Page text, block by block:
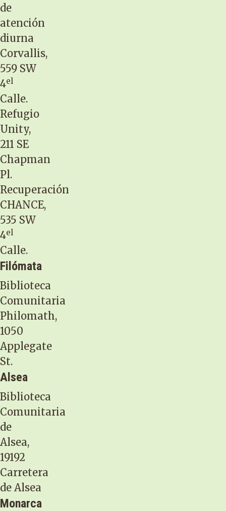
de
atención
diurna
Corvallis,
559 SW
4el
Calle.
Refugio
Unity,
211 SE
Chapman
Pl.
Recuperación
CHANCE,
535 SW
4el
Calle.
Filómata
Biblioteca
Comunitaria
Philomath,
1050
Applegate
St.
Alsea
Biblioteca
Comunitaria
de
Alsea,
19192
Carretera
de Alsea
Monarca